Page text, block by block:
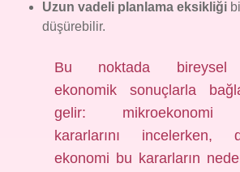
Uzun vadeli planlama eksikliği
düşürebilir.
Bu noktada bireysel
ekonomik sonuçlarla
gelir: mikroekonomi
kararlarını incelerken,
ekonomi bu kararların